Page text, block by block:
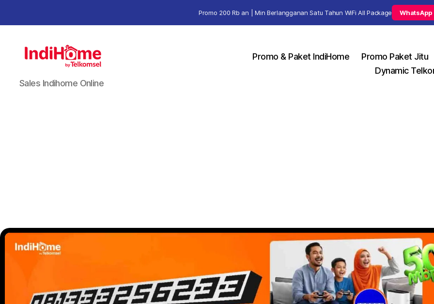
Sales Indihome Online
Promo & Paket IndiHome
Promo Paket Jitu
Dynamic
Promo 200 Rb an | Min Berlangganan Satu Tahun WiFi All Package WhatsApp